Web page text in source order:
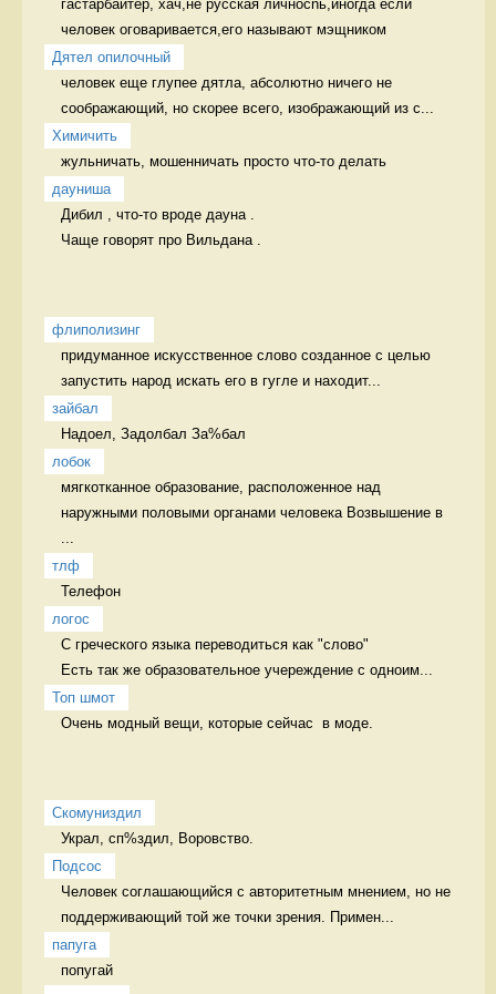
гастарбайтер, хач,не русская личносnь,иногда если
человек оговаривается,его называют мэщником
Дятел опилочный
человек еще глупее дятла, абсолютно ничего не
соображающий, но скорее всего, изображающий из с...
Химичить
жульничать, мошенничать просто что-то делать
дауниша
Дибил , что-то вроде дауна .
Чаще говорят про Вильдана .
флиполизинг
придуманное искусственное слово созданное с целью
запустить народ искать его в гугле и находит...
зайбал
Надоел, Задолбал За%бал
лобок
мягкотканное образование, расположенное над
наружными половыми органами человека Возвышение в
тлф
Телефон
логос
С греческого языка переводиться как "слово"
Есть так же образовательное учереждение с одноим...
Топ шмот
Очень модный вещи, которые сейчас  в моде.
Скомуниздил
Украл, сп%здил, Воровство.
Подсос
Человек соглашающийся с авторитетным мнением, но не
поддерживающий той же точки зрения. Примен...
папуга
попугай